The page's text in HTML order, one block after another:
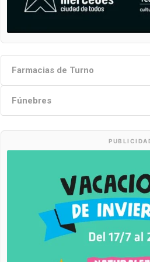
Farmacias de Turno
Fúnebres